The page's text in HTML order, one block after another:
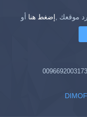
موقعك ,إضغط هنا أو